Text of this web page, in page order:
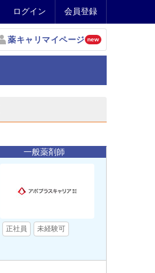
ログイン 会員登録
薬キャリマイページ new
一般薬剤師
正社員 未経験可